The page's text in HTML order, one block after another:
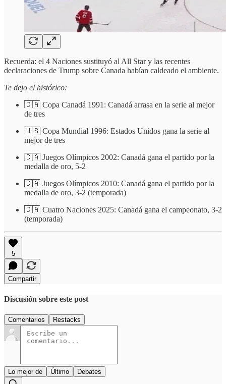
Recuerda: el 4 Naciones sustituyó al All Star y las recentes
declaraciones de Trump sobre Canada habían caldeado el ambiente.
Te dejo el histórico:
🇨🇦 Copa Canadá 1991: Canadá arrasa en la serie al mejor
de tres
🇺🇸 Copa Mundial 1996: Estados Unidos gana la serie al
mejor de tres
🇨🇦 Juegos Olímpicos 2002: Canadá gana el partido por la
medalla de oro, 5-2
🇨🇦 Juegos Olímpicos 2010: Canadá gana el partido por la
medalla de oro, 3-2 (temporada)
🇨🇦 Cuatro Naciones 2025: Canadá gana el campeonato, 3-2
(temporada)
5
Compartir
Discusión sobre este post
Comentarios Restacks
Lo mejor de Último Debates